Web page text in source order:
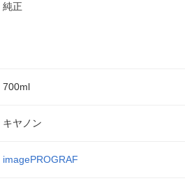
純正
700ml
キヤノン
imagePROGRAF